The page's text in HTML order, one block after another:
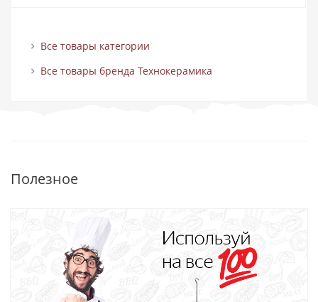
Все товары категории
Все товары бренда Технокерамика
Полезное